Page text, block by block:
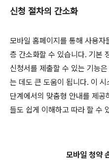
신청 절차의 간소화
모바일 홈페이지를 통해 사용
층 간소화할 수 있습니다. 기본
신청서를 제출할 수 있는 기능
는 데도 큰 도움이 됩니다. 이
단계에서의 맞춤형 안내를 제
들도 쉽게 이해하고 따라 할 수
모바일 청약